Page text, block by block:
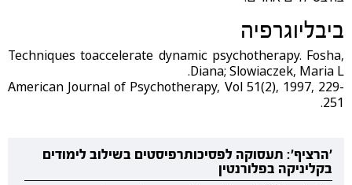
ביבליוגרפיה
Techniques toaccelerate dynamic psychotherapy. Fosha,
Diana; Slowiaczek, Maria L.
American Journal of Psychotherapy, Vol 51(2), 1997, 229-
251.
'הרציף': תעסוקה לפסיכותרפיסטים בשילוב לימודים
בקליניקה בפלורנטין